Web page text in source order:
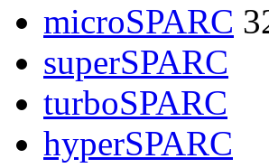
microSPARC
superSPARC
turboSPARC
hyperSPARC